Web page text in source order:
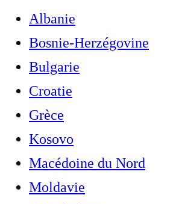
Albanie
Bosnie-Herzégovine
Bulgarie
Croatie
Grèce
Kosovo
Macédoine du Nord
Moldavie